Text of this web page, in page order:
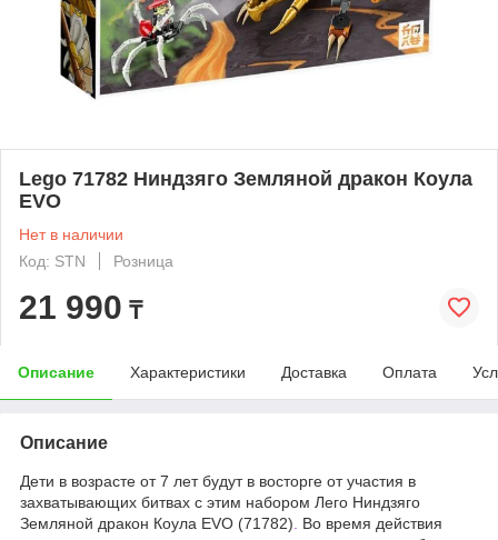
Lego 71782 Ниндзяго Земляной дракон Коула
EVO
Нет в наличии
Код: STN
Розница
21 990 ₸
Описание Характеристики Доставка Оплата
Описание
Дети в возрасте от 7 лет будут в восторге от участия в
захватывающих битвах с этим набором Лего Ниндзяго
Земляной дракон Коула EVO (71782)
Во время действия